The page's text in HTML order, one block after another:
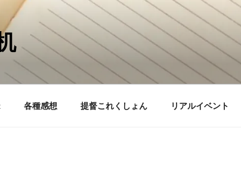
各種感想 提督これくしょん リアルイベント